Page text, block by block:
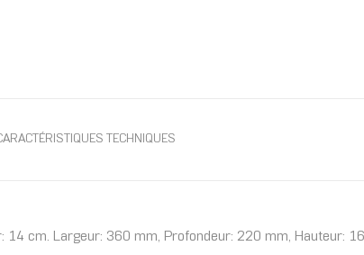
TECHNIQUES
cm. Largeur: 360 mm, Profondeur: 220 mm, Hauteur: